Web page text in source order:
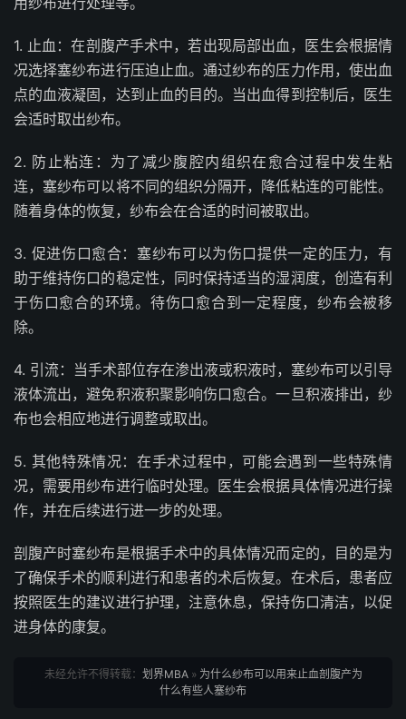
1. 止血：在剖腹产手术中，若出现局部出血，医生会根据情
况选择塞纱布进行压迫止血。通过纱布的压力作用，使出血
点的血液凝固，达到止血的目的。当出血得到控制后，医生
会适时取出纱布。
2. 防止粘连：为了减少腹腔内组织在愈合过程中发生粘
连，塞纱布可以将不同的组织分隔开，降低粘连的可能性。
随着身体的恢复，纱布会在合适的时间被取出。
3. 促进伤口愈合：塞纱布可以为伤口提供一定的压力，有
助于维持伤口的稳定性，同时保持适当的湿润度，创造有利
于伤口愈合的环境。待伤口愈合到一定程度，纱布会被移
除。
4. 引流：当手术部位存在渗出液或积液时，塞纱布可以引导
液体流出，避免积液积聚影响伤口愈合。一旦积液排出，纱
布也会相应地进行调整或取出。
5. 其他特殊情况：在手术过程中，可能会遇到一些特殊情
况，需要用纱布进行临时处理。医生会根据具体情况进行操
作，并在后续进行进一步的处理。
剖腹产时塞纱布是根据手术中的具体情况而定的，目的是为
了确保手术的顺利进行和患者的术后恢复。在术后，患者应
按照医生的建议进行护理，注意休息，保持伤口清洁，以促
进身体的康复。
未经允许不得转载： 划界MBA» 为什么纱布可以用来止血剖腹产为
什么有些人塞纱布